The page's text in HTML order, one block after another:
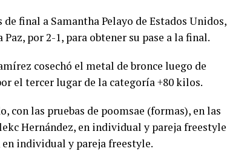
final a Samantha Pelayo de Estados Unidos,
por 2-1, para obtener su pase a la final.
cosechó el metal de bronce luego de
el tercer lugar de la categoría +80 kilos.
con las pruebas de poomsae (formas), en las
Hernández, en individual y pareja freestyle
en individual y pareja freestyle.